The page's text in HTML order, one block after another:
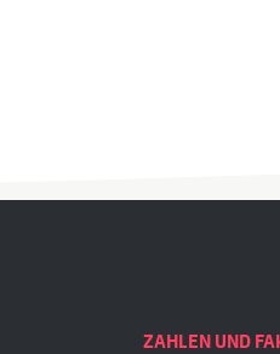
ZAHLEN UND